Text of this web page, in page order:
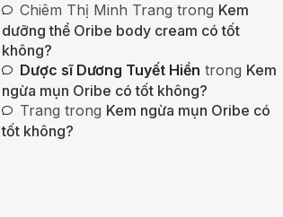
Chiêm Thị Minh Trang trong Kem
dưỡng thể Oribe body cream có tốt
không?
Dược sĩ Dương Tuyết Hiền trong Kem
ngừa mụn Oribe có tốt không?
Trang trong Kem ngừa mụn Oribe có
tốt không?